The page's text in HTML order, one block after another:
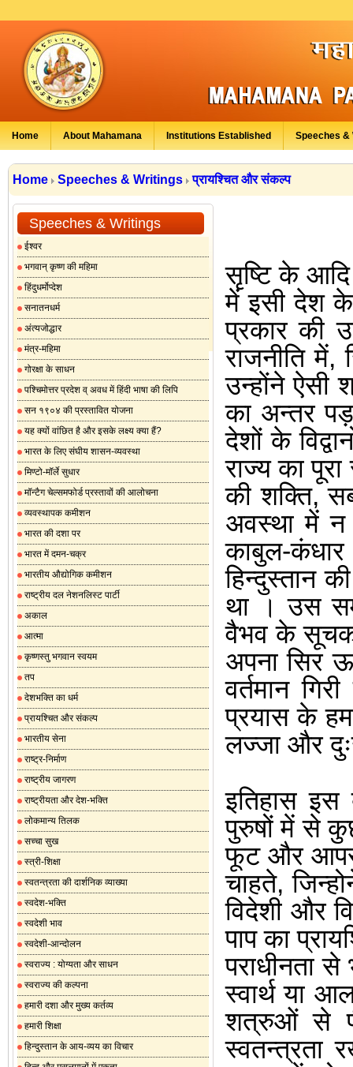
Home About Mahamana Institutions Established Speeches &
Home Speeches & Writings प्रायश्चित और संकल्प
Speeches & Writings
ईश्वर
भगवान् कृष्ण की महिमा
हिंदुधर्मोप्देश
सनातनधर्म
अंत्यजोद्धार
मंत्र-महिमा
गोरक्षा के साधन
पश्चिमोत्तर प्रदेश व् अवध में हिंदी भाषा की लिपि
सन १९०४ की प्रस्तावित योजना
यह क्यों वांछित है और इसके लक्ष्य क्या हैं?
भारत के लिए संघीय शासन-व्यवस्था
मिण्टो-मॉर्ले सुधार
मॉन्टैग चेल्समफोर्ड प्रस्तावों की आलोचना
व्यवस्थापक कमीशन
भारत की दशा पर
भारत में दमन-चक्र
भारतीय औद्योगिक कमीशन
राष्ट्रीय दल नेशनलिस्ट पार्टी
अकाल
आत्मा
कृष्णस्तु भगवान स्वयम
तप
देशभक्ति का धर्म
प्रायश्चित और संकल्प
भारतीय सेना
राष्ट्र-निर्माण
राष्ट्रीय जागरण
राष्ट्रीयता और देश-भक्ति
लोकमान्य तिलक
सच्चा सुख
स्त्री-शिक्षा
स्वतन्त्रता की दार्शनिक व्याख्या
स्वदेश-भक्ति
स्वदेशी भाव
स्वदेशी-आन्दोलन
स्वराज्य : योग्यता और साधन
स्वराज्य की कल्पना
हमारी दशा और मुख्य कर्तव्य
हमारी शिक्षा
हिन्दुस्तान के आय-व्यय का विचार
सृष्टि के
में इसी देश के
प्रकार की
राजनीति में,
उन्होंने ऐसी
का अन्तर
देशों के
राज्य का
की शक्ति,
अवस्था में न
काबुल-
हिन्दुस्तान
था
।उस
वैभव के सूचक
अपना सिर
वर्तमान
प्रयास के
लज्जा और
इतिहास इस
पुरुषों में से
फूट और
चाहते,
विदेशी और
पाप का
पराधीनता
स्वार्थ या
शत्रुओं से
स्वतन्त्रता